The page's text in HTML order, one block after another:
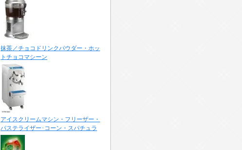
抹茶／チョコドリンクパウダー・ホッ
トチョコマシーン
アイスクリームマシン・フリーザー・
パステライザー･コーン・スパチュラ